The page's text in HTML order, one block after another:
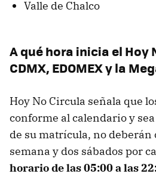
Valle de Chalco
A qué hora inicia el Hoy
CDMX, EDOMEX y la
Hoy No Circula señala que
conforme al calendario y
de su matrícula, no
semana y dos sábados por
horario de las 05:00 a las